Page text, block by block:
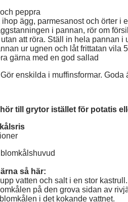
peppra
ägg, parmesanost och örter i
i pannan, rör om
att röra. Ställ in hela pannan i
ur ugnen och låt frittatan vila
gärna med en god sallad
Gör enskilda i muffinsformar. Goda
till grytor istället för potatis
så här:
vatten och salt i en stor kastrull.
på den grova sidan av
i det kokande vattnet.